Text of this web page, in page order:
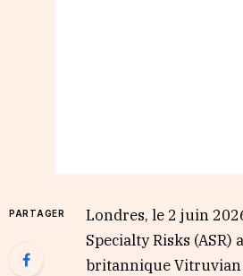
PARTAGER
Londres, le 2 juin
Specialty Risks (ASR)
britannique Vitruvian